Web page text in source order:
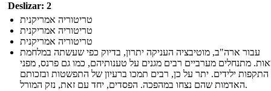
Deslizar: 2
טריטוריה אמריקנית
טריטוריה אמריקנית
טריטוריה אמריקנית
עבור ארה"ב, מוטיבציה העניקה יתרון, בדיוק כפי שעשתה במלחמת
מתנחלים מערביים רבים מגנים על טענותיהם, כמו גם פרנס, מפני
התקפות ילידים. יתר על כן, רבים תמכו ברעיון של התפשטות ובזכותם
האדמות שהם נצחו במהפכה. הפסדים, יחד עם זאת, נזק המורל.